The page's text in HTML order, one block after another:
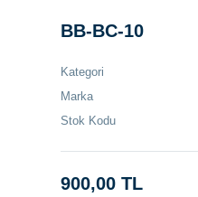
BB-BC-10
Kategori
Marka
Stok Kodu
900,00 TL